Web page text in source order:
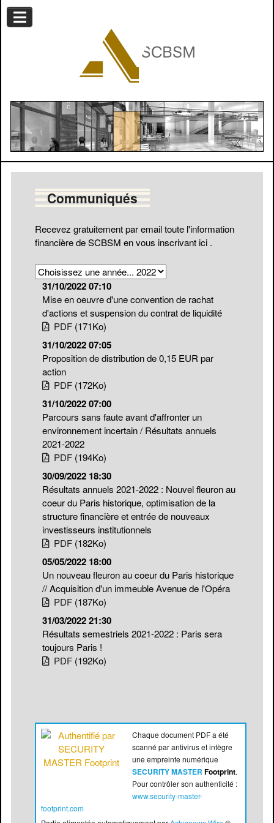
Communiqués
Recevez gratuitement par email toute l'information
financière de SCBSM en vous inscrivant ici .
31/10/2022 07:10
Mise en oeuvre d'une convention de rachat
d'actions et suspension du contrat de liquidité
PDF (171Ko)
31/10/2022 07:05
Proposition de distribution de 0,15 EUR par
action
PDF (172Ko)
31/10/2022 07:00
Parcours sans faute avant d'affronter un
environnement incertain / Résultats annuels
2021-2022
PDF (194Ko)
30/09/2022 18:30
Résultats annuels 2021-2022 : Nouvel fleuron au
coeur du Paris historique, optimisation de la
structure financière et entrée de nouveaux
investisseurs institutionnels
PDF (182Ko)
05/05/2022 18:00
Un nouveau fleuron au coeur du Paris historique
// Acquisition d'un immeuble Avenue de l'Opéra
PDF (187Ko)
31/03/2022 21:30
Résultats semestriels 2021-2022 : Paris sera
toujours Paris !
PDF (192Ko)
Chaque document PDF a été
scanné par antivirus et intègre
une empreinte numérique
SECURITY MASTER Footprint.
Pour contrôler son authenticité :
www.security-master-
footprint.com